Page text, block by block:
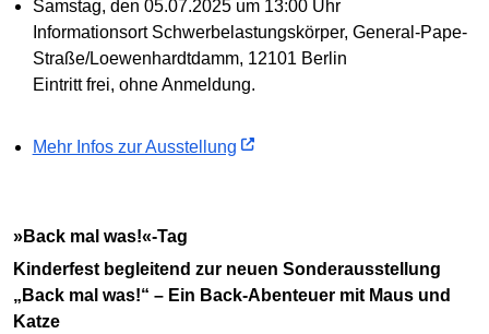
Samstag, den 05.07.2025 um 13:00 Uhr
Informationsort Schwerbelastungskörper, General-Pape-
Straße/Loewenhardtdamm, 12101 Berlin
Eintritt frei, ohne Anmeldung.
Mehr Infos zur Ausstellung
»Back mal was!«-Tag
Kinderfest begleitend zur neuen Sonderausstellung
„Back mal was!“ – Ein Back-Abenteuer mit Maus und
Katze